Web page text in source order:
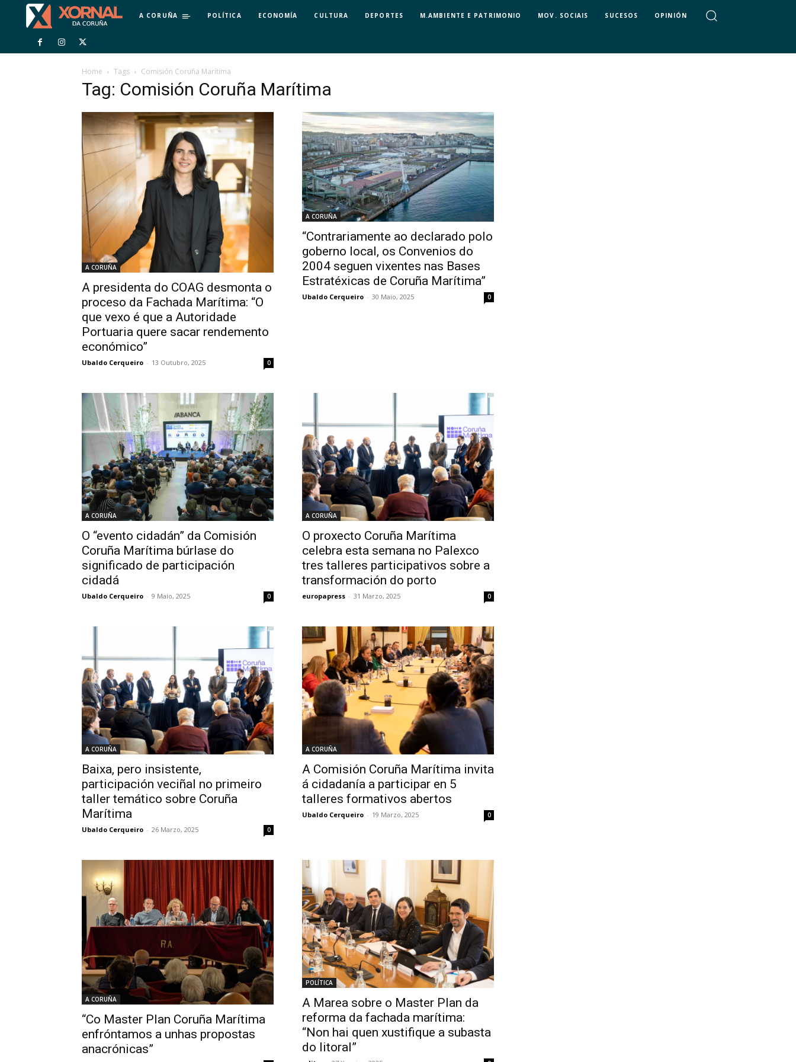
A CORUÑA POLÍTICA ECONOMÍA CULTURA DEPORTES M.AMBIENTE E PATRIMONIO MOV. SOCIAIS SUCESOS OPINIÓN
Home Tags Comisión Coruña Marítima
Tag: Comisión Coruña Marítima
A CORUÑA
A presidenta do COAG desmonta o
proceso da Fachada Marítima: “O
que vexo é que a Autoridade
Portuaria quere sacar rendemento
económico”
Ubaldo Cerqueiro - 13 Outubro, 2025 0
A CORUÑA
“Contrariamente ao declarado polo
goberno local, os Convenios do
2004 seguen vixentes nas Bases
Estratéxicas de Coruña Marítima”
Ubaldo Cerqueiro - 30 Maio, 2025 0
A CORUÑA
O “evento cidadán” da Comisión
Coruña Marítima búrlase do
significado de participación
cidadá
Ubaldo Cerqueiro - 9 Maio, 2025 0
A CORUÑA
O proxecto Coruña Marítima
celebra esta semana no Palexco
tres talleres participativos sobre a
transformación do porto
europapress - 31 Marzo, 2025 0
A CORUÑA
Baixa, pero insistente,
participación veciñal no primeiro
taller temático sobre Coruña
Marítima
Ubaldo Cerqueiro - 26 Marzo, 2025 0
A CORUÑA
A Comisión Coruña Marítima invita
á cidadanía a participar en 5
talleres formativos abertos
Ubaldo Cerqueiro - 19 Marzo, 2025 0
A CORUÑA
“Co Master Plan Coruña Marítima
enfróntamos a unhas propostas
anacrónicas”
POLÍTICA
A Marea sobre o Master Plan da
reforma da fachada marítima:
“Non hai quen xustifique a subasta
do litoral”